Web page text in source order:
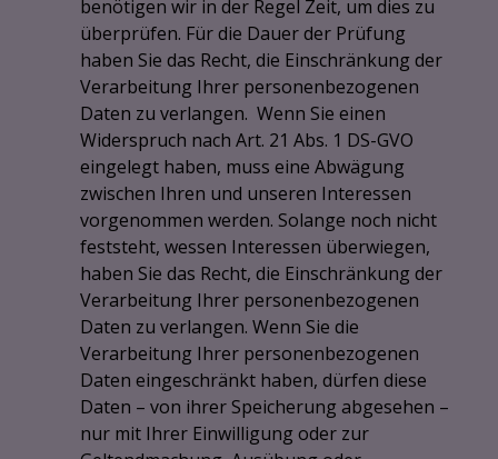
benötigen wir in der Regel Zeit, um dies zu
überprüfen. Für die Dauer der Prüfung
haben Sie das Recht, die Einschränkung der
Verarbeitung Ihrer personenbezogenen
Daten zu verlangen. Wenn Sie einen
Widerspruch nach Art. 21 Abs. 1 DS-GVO
eingelegt haben, muss eine Abwägung
zwischen Ihren und unseren Interessen
vorgenommen werden. Solange noch nicht
feststeht, wessen Interessen überwiegen,
haben Sie das Recht, die Einschränkung der
Verarbeitung Ihrer personenbezogenen
Daten zu verlangen. Wenn Sie die
Verarbeitung Ihrer personenbezogenen
Daten eingeschränkt haben, dürfen diese
Daten – von ihrer Speicherung abgesehen –
nur mit Ihrer Einwilligung oder zur